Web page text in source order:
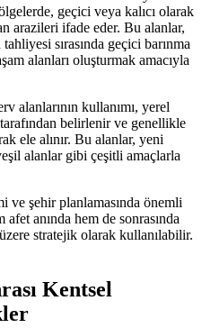
geçici veya kalıcı olarak
arazileri ifade eder. Bu alanlar,
sırasında geçici barınma
alanları oluşturmak amacıyla
alanlarının kullanımı, yerel
belirlenir ve genellikle
ele alınır. Bu alanlar, yeni
alanlar gibi çeşitli amaçlarla
ve şehir planlamasında önemli
anında hem de sonrasında
stratejik olarak kullanılabilir.
Kentsel